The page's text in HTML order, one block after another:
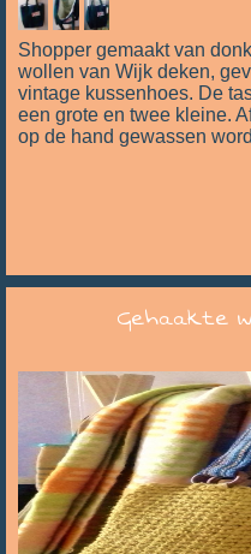
Shopper gemaakt van
wollen van Wijk deken,
vintage kussenhoes. De
een grote en twee kleine.
op de hand gewassen
Gehaakte